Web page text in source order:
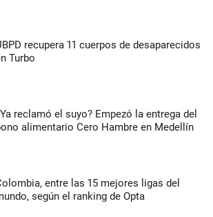
recupera 11 cuerpos de desaparecidos
Turbo
reclamó el suyo? Empezó la entrega del
alimentario Cero Hambre en Medellín
entre las 15 mejores ligas del
según el ranking de Opta